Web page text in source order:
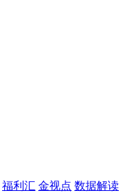
福利汇 金视点 数据解读